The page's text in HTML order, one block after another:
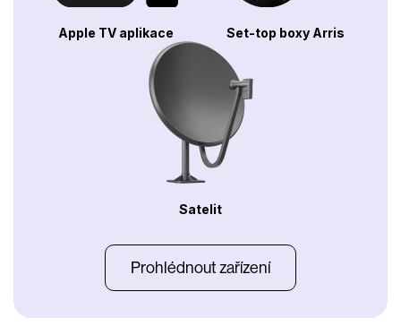
Apple TV aplikace Set-top boxy Arris
Satelit
Prohlédnout zařízení